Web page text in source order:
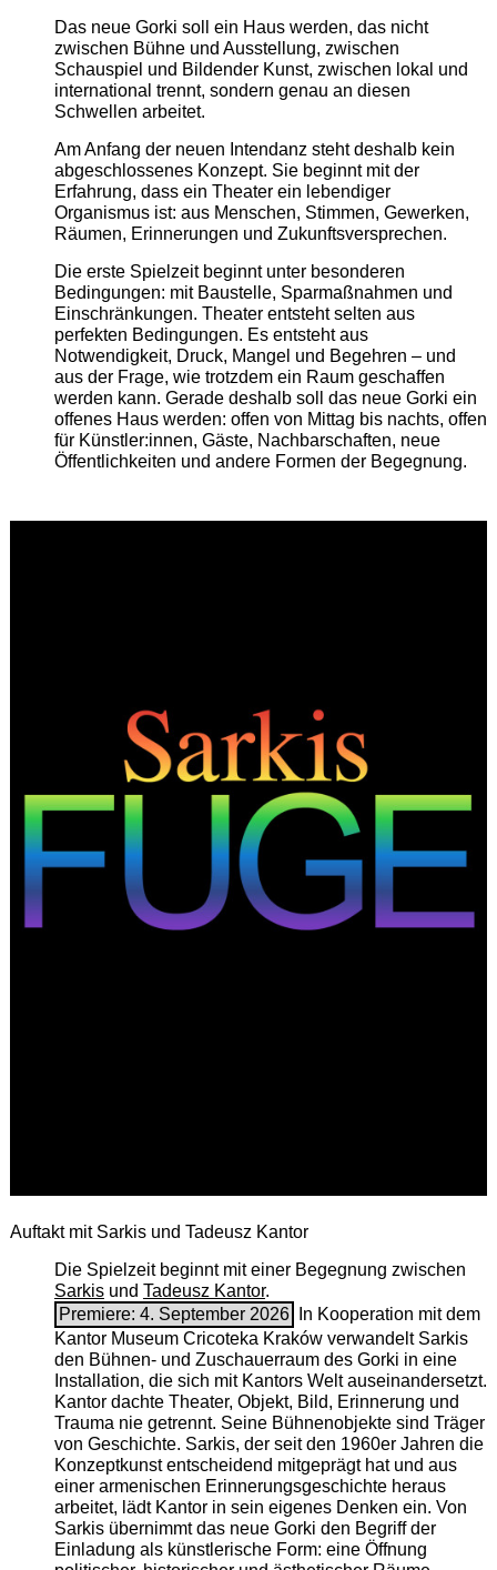
Das neue Gorki soll ein Haus werden, das nicht
zwischen Bühne und Ausstellung, zwischen
Schauspiel und Bildender Kunst, zwischen lokal und
international trennt, sondern genau an diesen
Schwellen arbeitet.
Am Anfang der neuen Intendanz steht deshalb kein
abgeschlossenes Konzept. Sie beginnt mit der
Erfahrung, dass ein Theater ein lebendiger
Organismus ist: aus Menschen, Stimmen, Gewerken,
Räumen, Erinnerungen und Zukunftsversprechen.
Die erste Spielzeit beginnt unter besonderen
Bedingungen: mit Baustelle, Sparmaßnahmen und
Einschränkungen. Theater entsteht selten aus
perfekten Bedingungen. Es entsteht aus
Notwendigkeit, Druck, Mangel und Begehren – und
aus der Frage, wie trotzdem ein Raum geschaffen
werden kann. Gerade deshalb soll das neue Gorki ein
offenes Haus werden: offen von Mittag bis nachts, offen
für Künstler:innen, Gäste, Nachbarschaften, neue
Öffentlichkeiten und andere Formen der Begegnung.
Auftakt mit Sarkis und Tadeusz Kantor
Die Spielzeit beginnt mit einer Begegnung zwischen
Sarkisund Tadeusz Kantor.
Premiere: 4. September 2026
In Kooperation mit dem
Kantor Museum Cricoteka Kraków verwandelt Sarkis
den Bühnen- und Zuschauerraum des Gorki in eine
Installation, die sich mit Kantors Welt auseinandersetzt.
Kantor dachte Theater, Objekt, Bild, Erinnerung und
Trauma nie getrennt. Seine Bühnenobjekte sind Träger
von Geschichte. Sarkis, der seit den 1960er Jahren die
Konzeptkunst entscheidend mitgeprägt hat und aus
einer armenischen ­Erinnerungsgeschichte heraus
arbeitet, lädt Kantor in sein eigenes Denken ein. Von
Sarkis übernimmt das neue Gorki den Begriff der
Einladung als künstlerische Form: eine Öffnung